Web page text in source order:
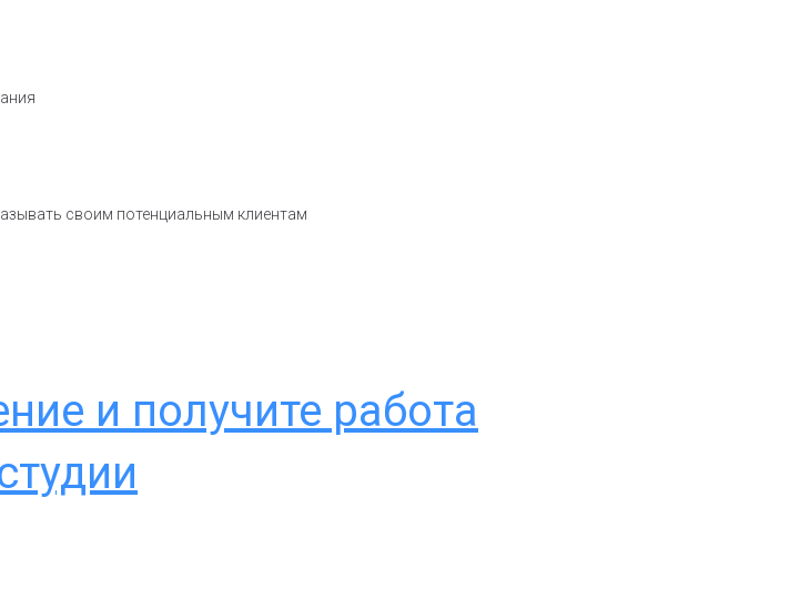
своим потенциальным клиентам
и получите работа